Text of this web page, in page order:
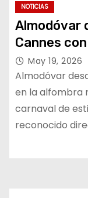
NOTICIAS
Almodóvar
Cannes
May 19, 2026
Almodóvar
en la alfombra
carnaval de
reconocido